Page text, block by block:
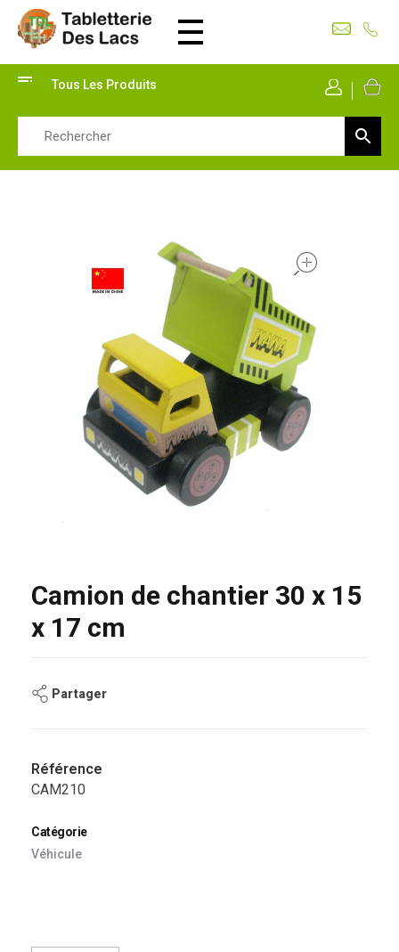
Tabletterie des Lacs
Tous Les Produits Mon
Camion de chantier 30 x 15
x 17 cm
Partager
Référence
CAM210
Catégorie
Véhicule